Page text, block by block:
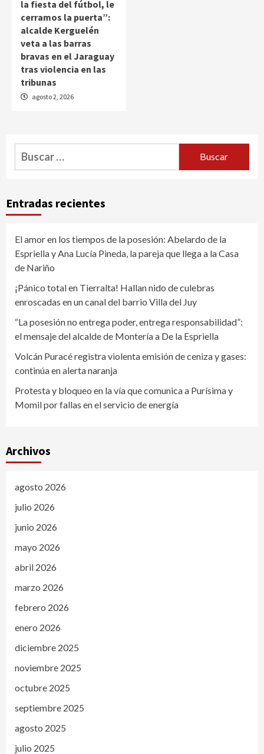
la fiesta del fútbol, le
cerramos la puerta”:
alcalde Kerguelén
veta a las barras
bravas en el Jaraguay
tras violencia en las
tribunas
agosto 2, 2026
Buscar:
Entradas recientes
El amor en los tiempos de la posesión: Abelardo de la
Espriella y Ana Lucía Pineda, la pareja que llega a la Casa
de Nariño
¡Pánico total en Tierralta! Hallan nido de culebras
enroscadas en un canal del barrio Villa del Juy
“La posesión no entrega poder, entrega responsabilidad”:
el mensaje del alcalde de Montería a De la Espriella
Volcán Puracé registra violenta emisión de ceniza y gases:
continúa en alerta naranja
Protesta y bloqueo en la vía que comunica a Purísima y
Momil por fallas en el servicio de energía
Archivos
agosto 2026
julio 2026
junio 2026
mayo 2026
abril 2026
marzo 2026
febrero 2026
enero 2026
diciembre 2025
noviembre 2025
octubre 2025
septiembre 2025
agosto 2025
julio 2025